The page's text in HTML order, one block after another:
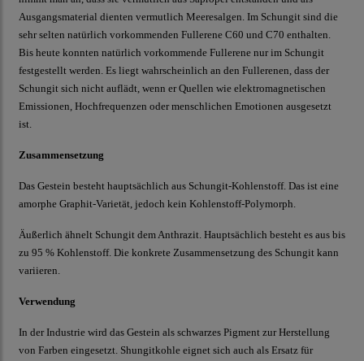
Ausgangsmaterial dienten vermutlich Meeresalgen. Im Schungit sind die
sehr selten natürlich vorkommenden Fullerene C60 und C70 enthalten.
Bis heute konnten natürlich vorkommende Fullerene nur im Schungit
festgestellt werden. Es liegt wahrscheinlich an den Fullerenen, dass der
Schungit sich nicht auflädt, wenn er Quellen wie elektromagnetischen
Emissionen, Hochfrequenzen oder menschlichen Emotionen ausgesetzt
ist.
Zusammensetzung
Das Gestein besteht hauptsächlich aus Schungit-Kohlenstoff. Das ist eine
amorphe Graphit-Varietät, jedoch kein Kohlenstoff-Polymorph.
Äußerlich ähnelt Schungit dem Anthrazit. Hauptsächlich besteht es aus bis
zu 95 % Kohlenstoff. Die konkrete Zusammensetzung des Schungit kann
variieren.
Verwendung
In der Industrie wird das Gestein als schwarzes Pigment zur Herstellung
von Farben eingesetzt. Shungitkohle eignet sich auch als Ersatz für